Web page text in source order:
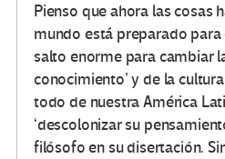
Pienso que ahora las cosas
mundo está preparado
salto enorme para cambiar
conocimiento’ y de la
todo de nuestra América
‘descolonizar su
filósofo en su disertación.